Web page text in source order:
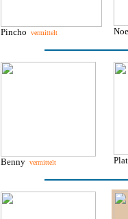
Pincho vermittelt
Benny vermittelt